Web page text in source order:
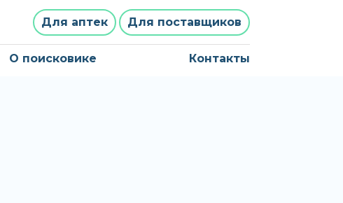
Для аптек Для поставщиков
О поисковике Контакты